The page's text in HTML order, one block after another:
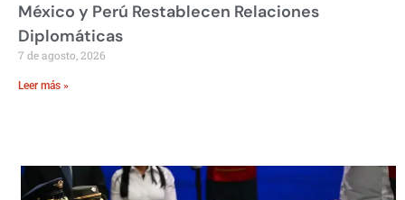
México y Perú Restablecen Relaciones
Diplomáticas
7 de agosto, 2026
Leer más »